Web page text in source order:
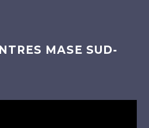
MASE SUD-